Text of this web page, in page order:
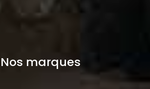
Nos marques